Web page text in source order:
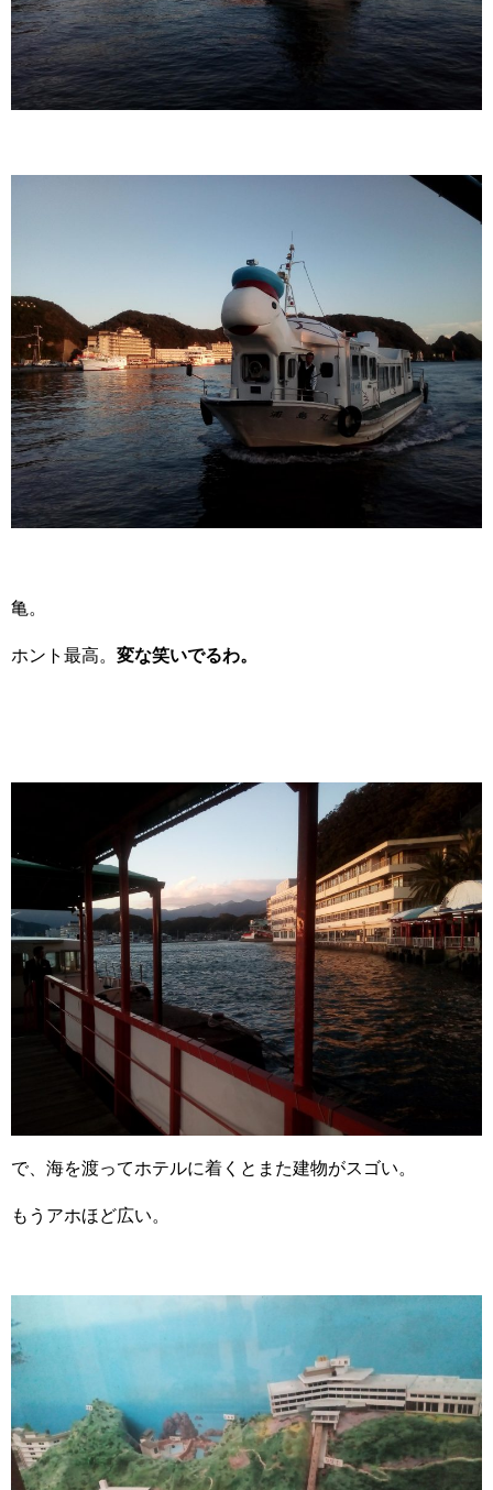
亀。
ホント最高。 変な笑いでるわ。
で、海を渡ってホテルに着くとまた建物がスゴい。
もうアホほど広い。